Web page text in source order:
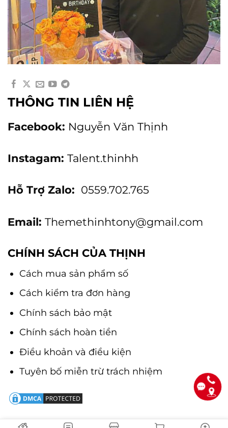
THÔNG TIN LIÊN HỆ
Facebook: Nguyễn Văn Thịnh
Instagam: Talent.thinhh
Hỗ Trợ Zalo: 0559.702.765
Email: Themethinhtony@gmail.com
CHÍNH SÁCH CỦA THỊNH
Cách mua sản phẩm số
Cách kiểm tra đơn hàng
Chính sách bảo mật
Chính sách hoàn tiền
Điều khoản và điều kiện
Tuyên bố miễn trừ trách nhiệm